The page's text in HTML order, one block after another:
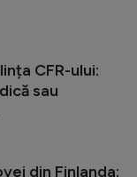
CFR-ului:
sau
din Finlanda: